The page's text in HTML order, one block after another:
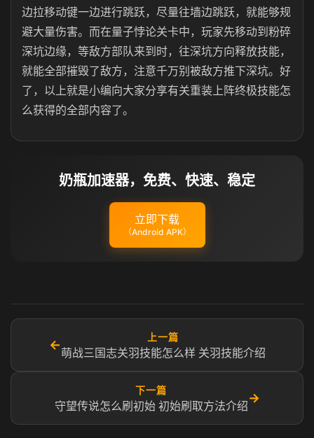
边拉移动键一边进行跳跃，尽量往墙边跳跃，就能够规
避大量伤害。而在量子悖论关卡中，玩家先移动到粉碎
深坑边缘，等敌方部队来到时，往深坑方向释放技能，
就能全部摧毁了敌方，注意千万别被敌方推下深坑。好
了，以上就是小编向大家分享有关重装上阵终极技能怎
么获得的全部内容了。
奶瓶加速器，免费、快速、稳定
立即下载
（Android APK）
←
上一篇
萌战三国志关羽技能怎么样 关羽技能介绍
下一篇
守望传说怎么刷初始 初始刷取方法介绍
→